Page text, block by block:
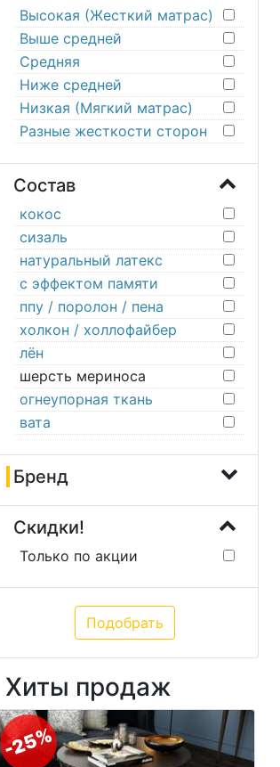
Высокая (Жесткий матрас)
Выше средней
Средняя
Ниже средней
Низкая (Мягкий матрас)
Разные жесткости сторон
Состав
кокос
сизаль
натуральный латекс
с эффектом памяти
ппу / поролон / пена
холкон / холлофайбер
лён
шерсть мериноса
огнеупорная ткань
вата
Бренд
Скидки!
Только по акции
Хиты продаж
-25%